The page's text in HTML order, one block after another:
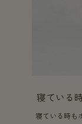
寝ている
寝ている時も